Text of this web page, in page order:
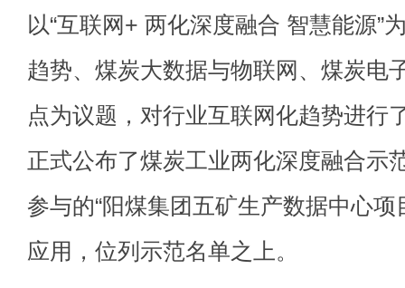
以“互联网+ 两化深度融合 智慧能源”
趋势、煤炭大数据与物联网、煤炭电
点为议题，对行业互联网化趋势进行
正式公布了煤炭工业两化深度融合示
参与的“阳煤集团五矿生产数据中心
应用，位列示范名单之上。